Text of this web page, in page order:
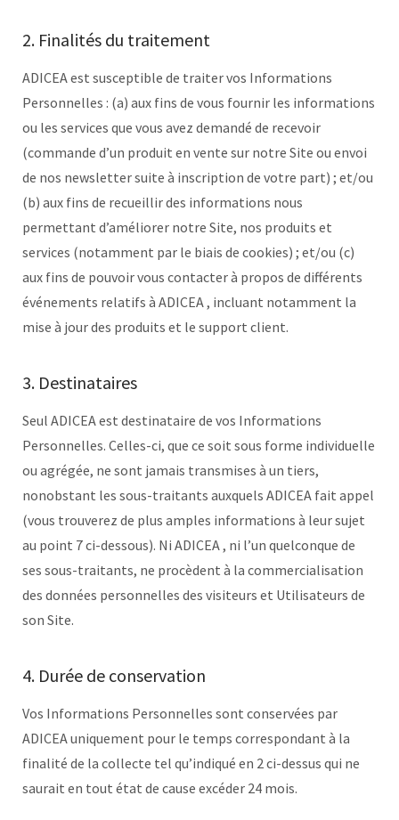
2. Finalités du traitement
ADICEA est susceptible de traiter vos Informations
Personnelles : (a) aux fins de vous fournir les informations
ou les services que vous avez demandé de recevoir
(commande d’un produit en vente sur notre Site ou envoi
de nos newsletter suite à inscription de votre part) ; et/ou
(b) aux fins de recueillir des informations nous
permettant d’améliorer notre Site, nos produits et
services (notamment par le biais de cookies) ; et/ou (c)
aux fins de pouvoir vous contacter à propos de différents
événements relatifs à ADICEA , incluant notamment la
mise à jour des produits et le support client.
3. Destinataires
Seul ADICEA est destinataire de vos Informations
Personnelles. Celles-ci, que ce soit sous forme individuelle
ou agrégée, ne sont jamais transmises à un tiers,
nonobstant les sous-traitants auxquels ADICEA fait appel
(vous trouverez de plus amples informations à leur sujet
au point 7 ci-dessous). Ni ADICEA , ni l’un quelconque de
ses sous-traitants, ne procèdent à la commercialisation
des données personnelles des visiteurs et Utilisateurs de
son Site.
4. Durée de conservation
Vos Informations Personnelles sont conservées par
ADICEA uniquement pour le temps correspondant à la
finalité de la collecte tel qu’indiqué en 2 ci-dessus qui ne
saurait en tout état de cause excéder 24 mois.